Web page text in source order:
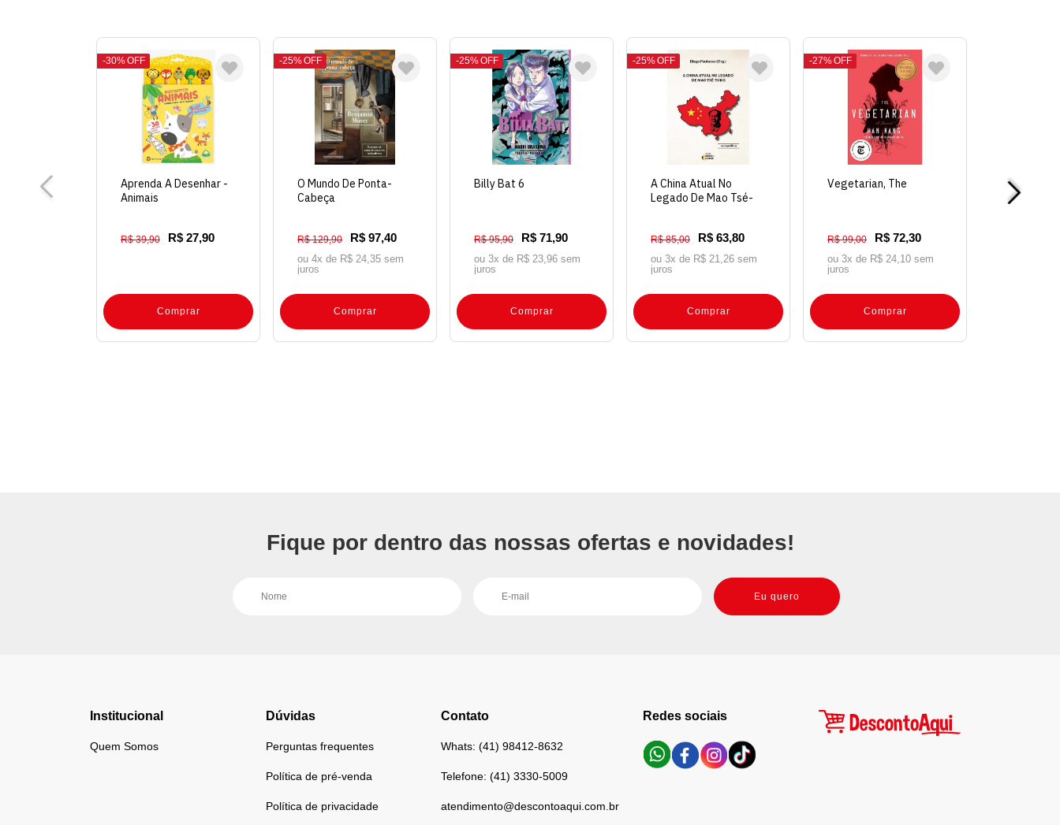
30%OFF
Aprenda A Desenhar -
Animais
R$ 39,90 R$ 27,90
Comprar
25%OFF
O Mundo De Ponta-
Cabeça
R$ 129,90 R$ 97,40
ou 4x de R$ 24,35 sem
juros
Comprar
25%OFF
Billy Bat 6
R$ 95,90 R$ 71,90
ou 3x de R$ 23,96 sem
juros
Comprar
25%OFF
A China Atual No
Legado De Mao Tsé-
R$ 85,00 R$ 63,80
ou 3x de R$ 21,26 sem
juros
Comprar
27%OFF
Vegetarian, The
R$ 99,00 R$ 72,30
ou 3x de R$ 24,10 sem
juros
Comprar
Fique por dentro das nossas ofertas e novidades!
Eu quero
Institucional
Quem Somos
Dúvidas
Perguntas frequentes
Política de pré-venda
Política de privacidade
Contato
Whats: (41) 98412-8632
Telefone: (41) 3330-5009
atendimento@descontoaqui.com.br
Redes sociais